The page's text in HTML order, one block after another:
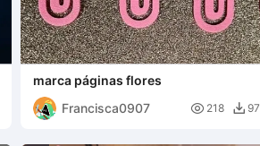
marca páginas flores
Francisca0907
 218  97